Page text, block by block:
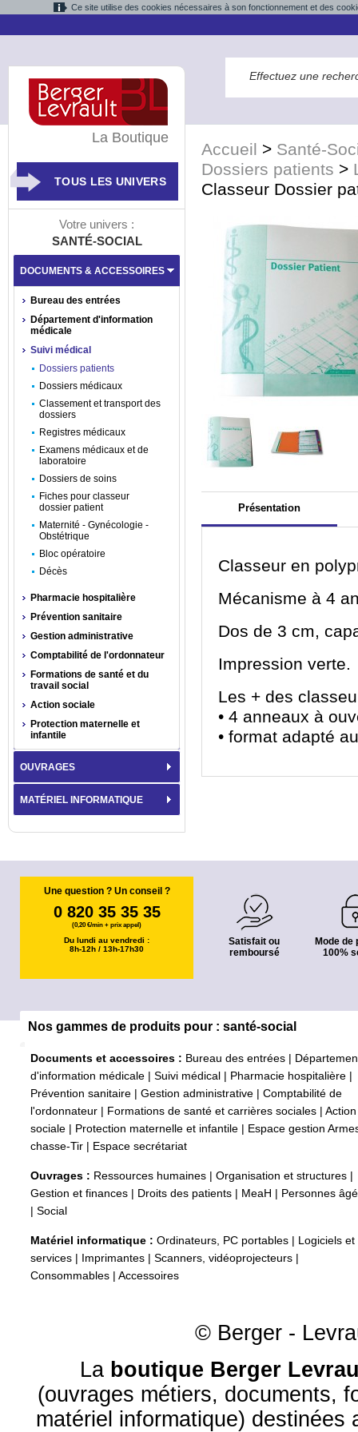
Ce site utilise des cookies nécessaires à son fonctionnement et des
Accueil > Santé-
Dossiers patients >
Classeur Dossier
Présentation
Classeur en
Mécanisme à 4
Dos de 3 cm,
Impression verte.
Les + des
• 4 anneaux à
• format adapté
La Boutique
TOUS LES UNIVERS
Votre univers :
SANTÉ-SOCIAL
DOCUMENTS & ACCESSOIRES
Bureau des entrées
Département d'information
médicale
Suivi médical
Dossiers patients
Dossiers médicaux
Classement et transport des
dossiers
Registres médicaux
Examens médicaux et de
laboratoire
Dossiers de soins
Fiches pour classeur
dossier patient
Maternité - Gynécologie -
Obstétrique
Bloc opératoire
Décès
Pharmacie hospitalière
Prévention sanitaire
Gestion administrative
Comptabilité de l'ordonnateur
Formations de santé et du
travail social
Action sociale
Protection maternelle et
infantile
OUVRAGES
MATÉRIEL INFORMATIQUE
Une question ? Un conseil ?
0 820 35 35 35
(0,20 €/min + prix appel)
Du lundi au vendredi :
8h-12h / 13h-17h30
Satisfait ou
remboursé
Mode de
100%
Nos gammes de produits pour : santé-social
Documents et accessoires : Bureau des entrées
d'information médicale
Suivi médical Pharmacie hospitalière
Prévention sanitaire
Gestion administrative
Comptabilité de
l'ordonnateur
Formations de santé et carrières sociales
Action
sociale
Protection maternelle et infantile
Espace gestion
chasse-Tir
Espace secrétariat
Ouvrages : Ressources humaines Organisation et structures
Gestion et finances
Droits des patients MeaH
Personnes
Social
Matériel informatique : Ordinateurs, PC portables
Logiciels et
services
Imprimantes Scanners, vidéoprojecteurs
Consommables
Accessoires
© Berger -
La boutique Berger
(ouvrages métiers, documents,
matériel informatique) destinées